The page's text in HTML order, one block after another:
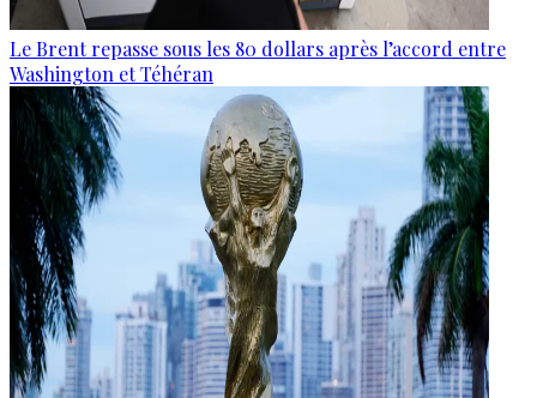
Le Brent repasse sous les 80 dollars après l’accord entre
Washington et Téhéran